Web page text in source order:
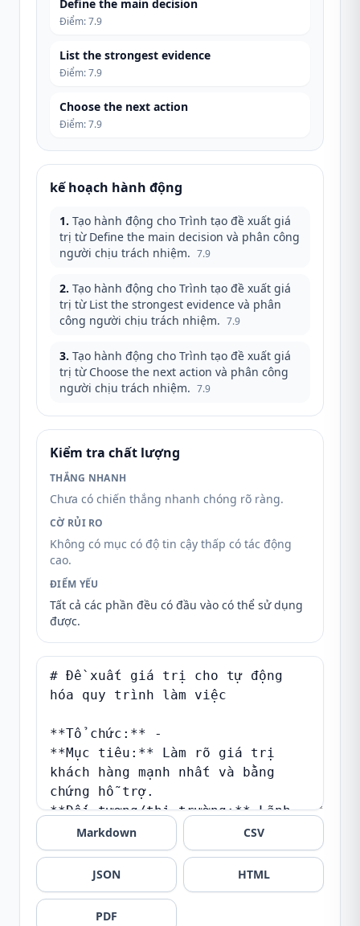
Define the main decision
Điểm:7.9
List the strongest evidence
Điểm:7.9
Choose the next action
Điểm:7.9
kế hoạch hành động
1. Tạo hành động cho Trình tạo đề xuất giá
trị từ Define the main decision và phân công
người chịu trách nhiệm. 7.9
2. Tạo hành động cho Trình tạo đề xuất giá
trị từ List the strongest evidence và phân
công người chịu trách nhiệm. 7.9
3. Tạo hành động cho Trình tạo đề xuất giá
trị từ Choose the next action và phân công
người chịu trách nhiệm. 7.9
Kiểm tra chất lượng
THẮNG NHANH
Chưa có chiến thắng nhanh chóng rõ ràng.
CỜ RỦI RO
Không có mục có độ tin cậy thấp có tác động
cao.
ĐIỂM YẾU
Tất cả các phần đều có đầu vào có thể sử dụng
được.
Markdown CSV
JSON HTML
PDF